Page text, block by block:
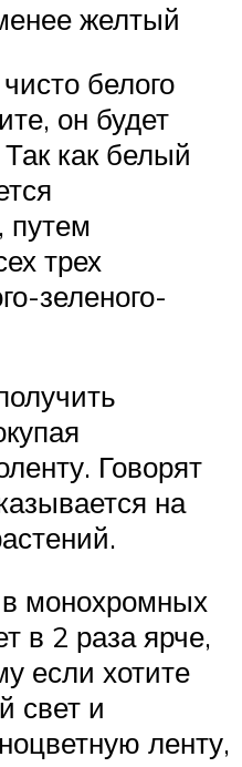
желтый
белого
он будет
как белый
путем
трех
зеленого-
Говорят
на
монохромных
в 2 раза ярче,
если хотите
свет и
ленту,